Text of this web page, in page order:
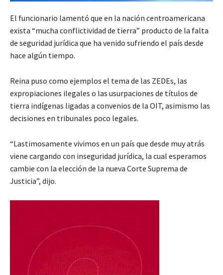
El funcionario lamentó que en la nación centroamericana
exista “mucha conflictividad de tierra” producto de la falta
de seguridad jurídica que ha venido sufriendo el país desde
hace algún tiempo.
Reina puso como ejemplos el tema de las ZEDEs, las
expropiaciones ilegales o las usurpaciones de títulos de
tierra indígenas ligadas a convenios de la OIT, asimismo las
decisiones en tribunales poco legales.
“Lastimosamente vivimos en un país que desde muy atrás
viene cargando con inseguridad jurídica, la cual esperamos
cambie con la elección de la nueva Corte Suprema de
Justicia”, dijo.